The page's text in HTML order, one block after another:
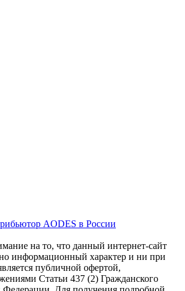
AODES в России
на то, что данный интернет-сайт
информационный характер и ни при
публичной офертой,
Статьи 437 (2) Гражданского